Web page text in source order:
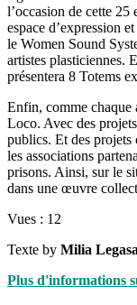
l’occasion de cette
espace d’expression
le Women Sound
artistes plasticiennes.
présentera 8 Totems
Enfin, comme chaque
Loco. Avec des
publics. Et des projets
les associations
prisons. Ainsi, sur le
dans une œuvre
Vues : 12
Texte by Milia Legasa
Plus d'informations